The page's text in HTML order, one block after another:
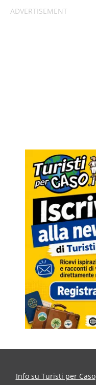
Info su Turisti per Caso